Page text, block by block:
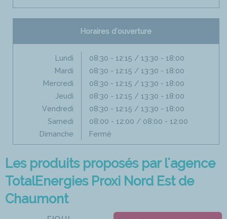
Les produits proposés par l'agence
TotalEnergies Proxi Nord Est de
Chaumont
Horaires d'ouverture
Lundi
08:30 - 12:15 / 13:30 - 18:00
Mardi
08:30 - 12:15 / 13:30 - 18:00
Mercredi
08:30 - 12:15 / 13:30 - 18:00
Jeudi
08:30 - 12:15 / 13:30 - 18:00
Vendredi
08:30 - 12:15 / 13:30 - 18:00
Samedi
08:00 - 12:00 / 08:00 - 12:00
Dimanche
Fermé